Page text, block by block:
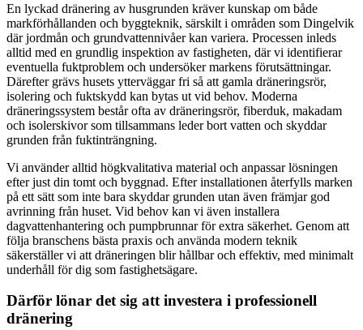
En lyckad dränering av husgrunden kräver kunskap om både
markförhållanden och byggteknik, särskilt i områden som Dingelvik
där jordmån och grundvattennivåer kan variera. Processen inleds
alltid med en grundlig inspektion av fastigheten, där vi identifierar
eventuella fuktproblem och undersöker markens förutsättningar.
Därefter grävs husets ytterväggar fri så att gamla dräneringsrör,
isolering och fuktskydd kan bytas ut vid behov. Moderna
dräneringssystem består ofta av dräneringsrör, fiberduk, makadam
och isolerskivor som tillsammans leder bort vatten och skyddar
grunden från fuktinträngning.
Vi använder alltid högkvalitativa material och anpassar lösningen
efter just din tomt och byggnad. Efter installationen återfylls marken
på ett sätt som inte bara skyddar grunden utan även främjar god
avrinning från huset. Vid behov kan vi även installera
dagvattenhantering och pumpbrunnar för extra säkerhet. Genom att
följa branschens bästa praxis och använda modern teknik
säkerställer vi att dräneringen blir hållbar och effektiv, med minimalt
underhåll för dig som fastighetsägare.
Därför lönar det sig att investera i professionell
dränering